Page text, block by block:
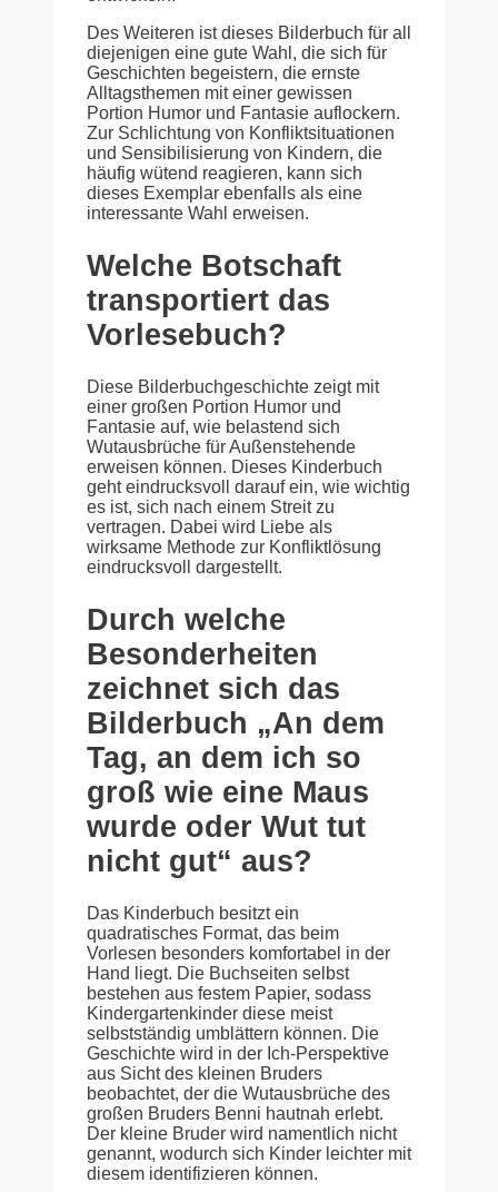
Des Weiteren ist dieses Bilderbuch für all
diejenigen eine gute Wahl, die sich für
Geschichten begeistern, die ernste
Alltagsthemen mit einer gewissen
Portion Humor und Fantasie auflockern.
Zur Schlichtung von Konfliktsituationen
und Sensibilisierung von Kindern, die
häufig wütend reagieren, kann sich
dieses Exemplar ebenfalls als eine
interessante Wahl erweisen.
Welche Botschaft
transportiert das
Vorlesebuch?
Diese Bilderbuchgeschichte zeigt mit
einer großen Portion Humor und
Fantasie auf, wie belastend sich
Wutausbrüche für Außenstehende
erweisen können. Dieses Kinderbuch
geht eindrucksvoll darauf ein, wie wichtig
es ist, sich nach einem Streit zu
vertragen. Dabei wird Liebe als
wirksame Methode zur Konfliktlösung
eindrucksvoll dargestellt.
Durch welche
Besonderheiten
zeichnet sich das
Bilderbuch „An dem
Tag, an dem ich so
groß wie eine Maus
wurde oder Wut tut
nicht gut“ aus?
Das Kinderbuch besitzt ein
quadratisches Format, das beim
Vorlesen besonders komfortabel in der
Hand liegt. Die Buchseiten selbst
bestehen aus festem Papier, sodass
Kindergartenkinder diese meist
selbstständig umblättern können. Die
Geschichte wird in der Ich-Perspektive
aus Sicht des kleinen Bruders
beobachtet, der die Wutausbrüche des
großen Bruders Benni hautnah erlebt.
Der kleine Bruder wird namentlich nicht
genannt, wodurch sich Kinder leichter mit
diesem identifizieren können.